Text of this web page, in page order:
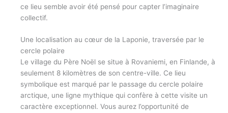
ce lieu semble avoir été pensé pour capter l’imaginaire
collectif.
Une localisation au cœur de la Laponie, traversée par le
cercle polaire
Le village du Père Noël se situe à Rovaniemi, en Finlande, à
seulement 8 kilomètres de son centre-ville. Ce lieu
symbolique est marqué par le passage du cercle polaire
arctique, une ligne mythique qui confère à cette visite un
caractère exceptionnel. Vous aurez l’opportunité de